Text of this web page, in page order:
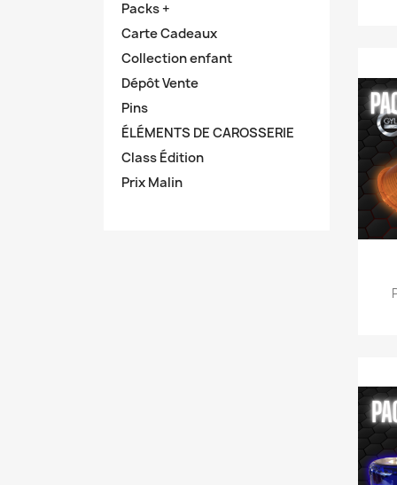
Packs +
Carte Cadeaux
Collection enfant
Dépôt Vente
Pins
ÉLÉMENTS DE CAROSSERIE
Class Édition
Prix Malin